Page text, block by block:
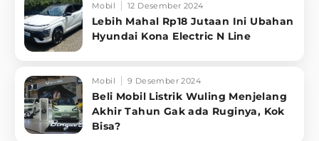
Mobil 12 Desember 2024
Lebih Mahal Rp18 Jutaan Ini Ubahan
Hyundai Kona Electric N Line
Mobil 9 Desember 2024
Beli Mobil Listrik Wuling Menjelang
Akhir Tahun Gak ada Ruginya, Kok
Bisa?